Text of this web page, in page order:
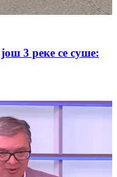
3 реке се суше: